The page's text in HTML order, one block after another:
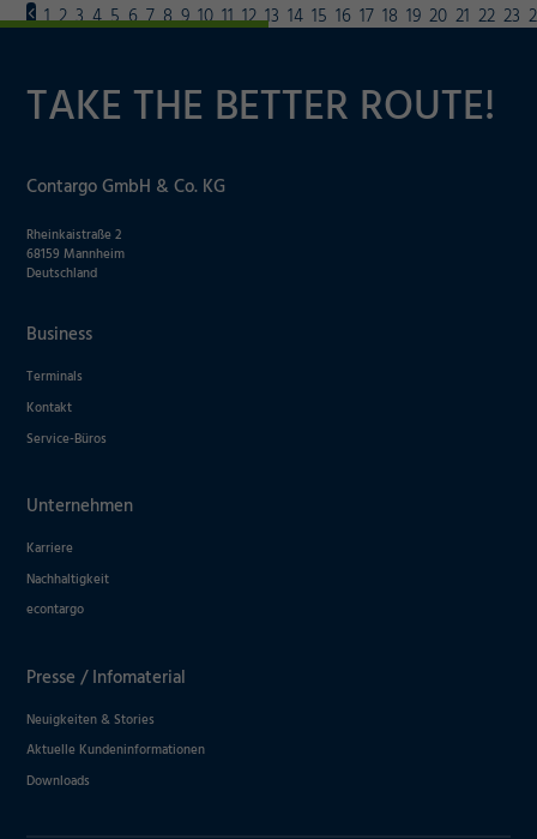
1 2 3 4 5 6 7 8 9 10 11 12 13 14 15 16 17 18 19 20 21 22 23
TAKE THE BETTER ROUTE!
Contargo GmbH & Co. KG
Rheinkaistraße 2
68159 Mannheim
Deutschland
Business
Terminals
Kontakt
Service-Büros
Unternehmen
Karriere
Nachhaltigkeit
econtargo
Presse / Infomaterial
Neuigkeiten & Stories
Aktuelle Kundeninformationen
Downloads